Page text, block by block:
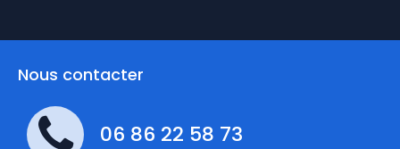
Nous contacter
06 86 22 58 73